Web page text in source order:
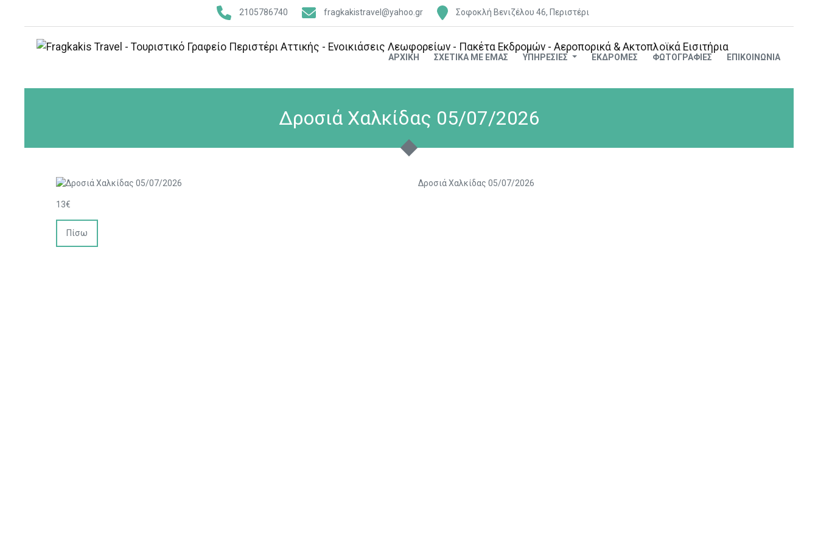
2105786740 fragkakistravel@yahoo.gr Σοφοκλή Βενιζέλου 46, Περιστέρι
ΑΡΧΙΚΉ ΣΧΕΤΙΚΆ ΜΕ ΕΜΆΣ ΥΠΗΡΕΣΊΕΣ ΕΚΔΡΟΜΈΣ ΦΩΤΟΓΡΑΦΊΕΣ ΕΠΙΚΟΙΝΩΝΊΑ
Δροσιά Χαλκίδας 05/07/2026
Δροσιά Χαλκίδας 05/07/2026
13€
Πίσω